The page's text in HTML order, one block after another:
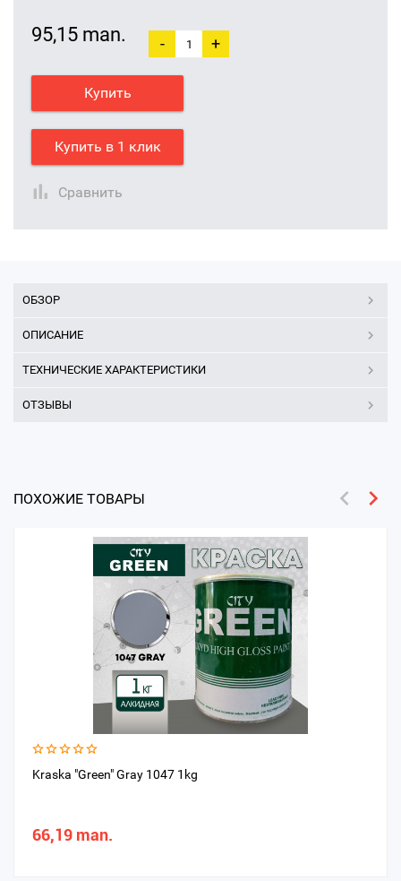
95,15 man. - +
Купить
Купить в 1 клик
Сравнить
ОБЗОР
ОПИСАНИЕ
ТЕХНИЧЕСКИЕ ХАРАКТЕРИСТИКИ
ОТЗЫВЫ
ПОХОЖИЕ ТОВАРЫ
Kraska "Green" Gray 1047 1kg
66,19 man.